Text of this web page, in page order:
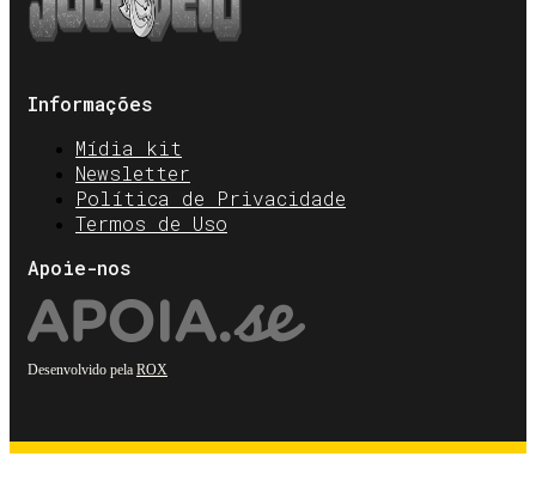
Informações
Mídia kit
Newsletter
Política de Privacidade
Termos de Uso
Apoie-nos
Desenvolvido pela ROX